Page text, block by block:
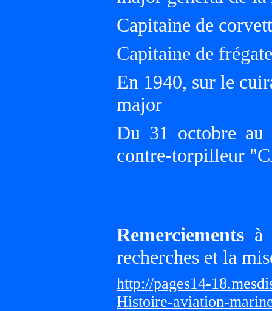
Capitaine de
Capitaine de frégate
En 1940, sur le
major
Du 31 octobre au
contre-torpilleur
Remerciements à
recherches et la
http://pages14-
Histoire-aviation-